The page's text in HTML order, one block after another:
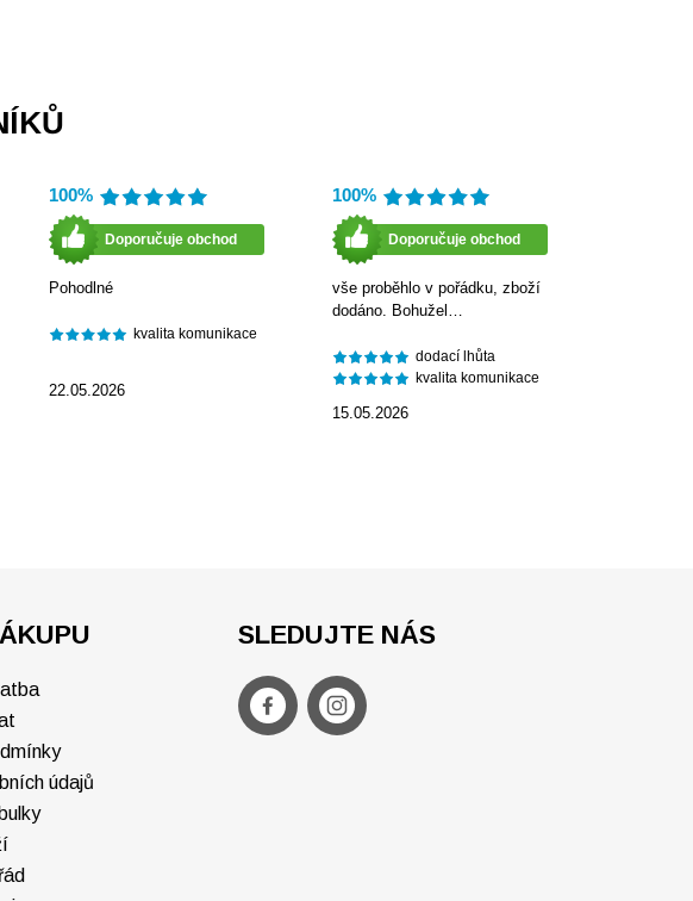
100%
Doporučuje obchod
Pohodlné
kvalita komunikace
22.05.2026
100%
Doporučuje obchod
vše proběhlo v pořádku, zboží
dodáno. Bohužel…
dodací lhůta
kvalita komunikace
15.05.2026
údajů
SLEDUJTE NÁS